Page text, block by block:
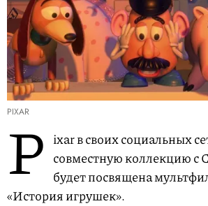
PIXAR
P ixar в своих социальных
совместную коллекцию с
будет посвящена
«История игрушек».